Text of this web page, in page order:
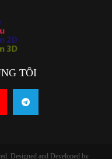
TÔI
Designed and Developed by